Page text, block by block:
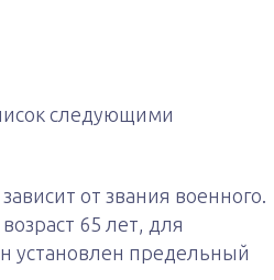
следующими
от звания военного.
65 лет, для
установлен предельный